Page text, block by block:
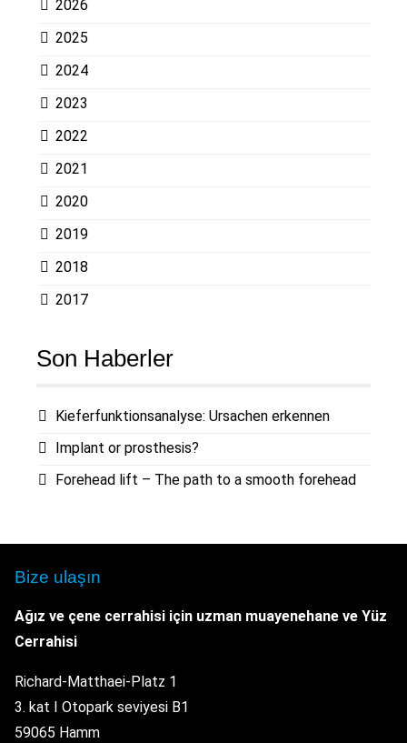
2026
2025
2024
2023
2022
2021
2020
2019
2018
2017
Son Haberler
Kieferfunktionsanalyse: Ursachen erkennen
Implant or prosthesis?
Forehead lift – The path to a smooth forehead
Bize ulaşın
Ağız ve çene cerrahisi için uzman muayenehane ve Yüz
Cerrahisi
Richard-Matthaei-Platz 1
3. kat I Otopark seviyesi B1
59065 Hamm